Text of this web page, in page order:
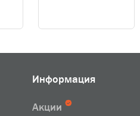
Информация
Акции